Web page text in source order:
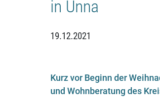
in Unna
19.12.2021
Kurz vor Beginn der
und Wohnberatung des